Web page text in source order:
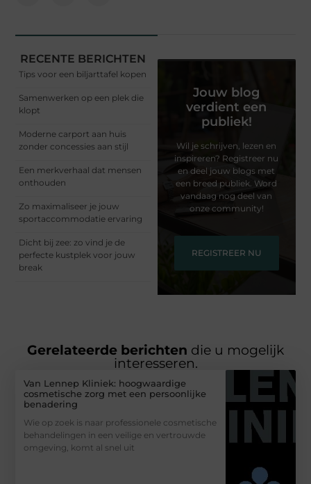
RECENTE BERICHTEN
Tips voor een biljarttafel kopen
Samenwerken op een plek die
klopt
Moderne carport aan huis
zonder concessies aan stijl
Een merkverhaal dat mensen
onthouden
Zo maximaliseer je jouw
sportaccommodatie ervaring
Dicht bij zee: zo vind je de
perfecte kustplek voor jouw
break
Jouw blog
verdient een
publiek!
Wil je schrijven, lezen en
inspireren? Registreer nu
en deel jouw blogs met
een breed publiek. Word
vandaag nog deel van
onze community!
REGISTREER NU
Gerelateerde berichten die u mogelijk
interesseren.
Van Lennep Kliniek: hoogwaardige
cosmetische zorg met een persoonlijke
benadering
Wie op zoek is naar professionele cosmetische
behandelingen in een veilige en vertrouwde
omgeving, komt al snel uit